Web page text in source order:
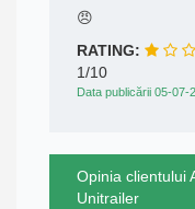
😠
RATING:
1/10
Data publicării 05-07-
Opinia clientului
Unitrailer